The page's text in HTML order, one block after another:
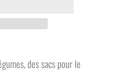
des sacs pour le